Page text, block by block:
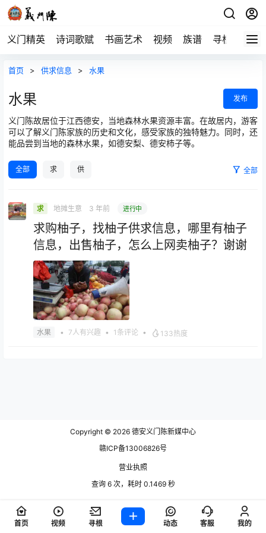
义门精英 诗词歌赋 书画艺术 视频 族谱 寻根
首页 > 供求信息 > 水果
水果 发布
义门陈故居位于江西德安，当地森林水果资源丰富。在故居内，游客
可以了解义门陈家族的历史和文化，感受家族的独特魅力。同时，还
能品尝到当地的森林水果，如德安梨、德安柿子等。
全部 求 供 全部
求 地摊生意 3 年前 进行中
求购柚子，找柚子供求信息，哪里有柚子
信息，出售柚子，怎么上网卖柚子？谢谢
水果 • 7人有兴趣 • 1条评论 • 133热度
Copyright © 2026 德安义门陈新媒中心
赣ICP备13006826号
营业执照
查询 6 次，耗时 0.1469 秒
首页 视频 寻根 动态 客服 我的